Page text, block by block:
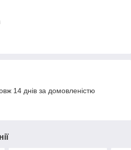
14 днів за домовленістю